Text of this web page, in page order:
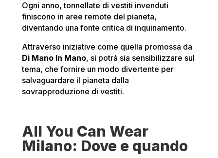
Ogni anno, tonnellate di vestiti invenduti
finiscono in aree remote del pianeta,
diventando una fonte critica di inquinamento.
Attraverso iniziative come quella promossa da
Di Mano In Mano, si potrà sia sensibilizzare sul
tema, che fornire un modo divertente per
salvaguardare il pianeta dalla
sovrapproduzione di vestiti.
All You Can Wear
Milano: Dove e quando